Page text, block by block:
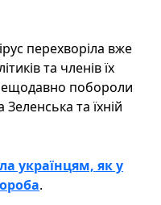
перехворіла вже
та членів їх
побороли
та їхній
українцям, як у
.